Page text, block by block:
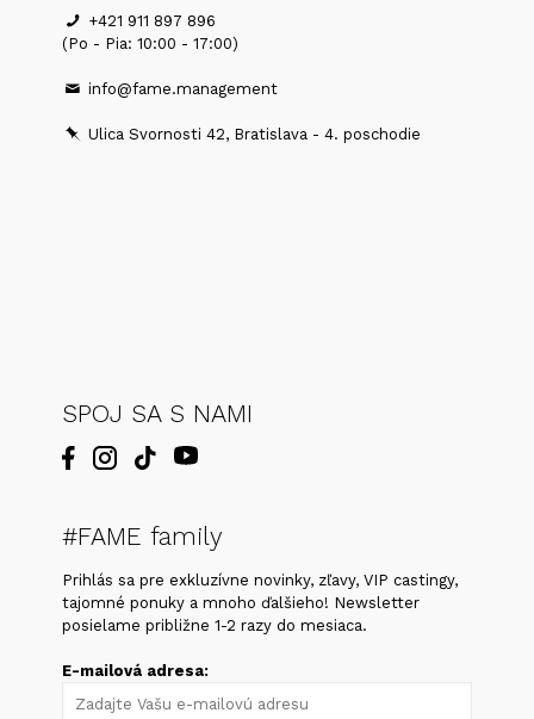
+421 911 897 896
(Po - Pia: 10:00 - 17:00)
info@fame.management
Ulica Svornosti 42, Bratislava - 4. poschodie
SPOJ SA S NAMI
#FAME family
Prihlás sa pre exkluzívne novinky, zľavy, VIP castingy,
tajomné ponuky a mnoho ďalšieho! Newsletter
posielame približne 1-2 razy do mesiaca.
E-mailová adresa: